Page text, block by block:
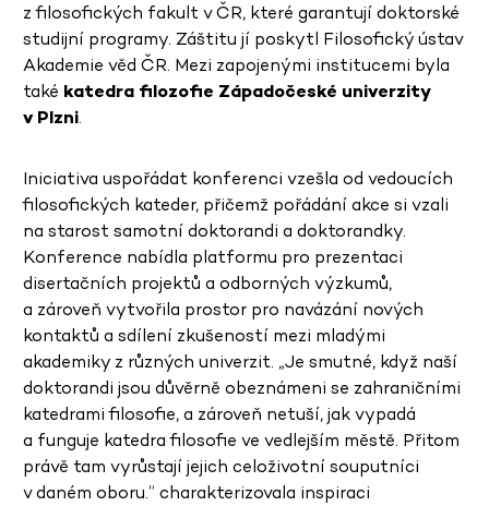
z filosofických fakult v ČR, které garantují doktorské
studijní programy. Záštitu jí poskytl Filosofický ústav
Akademie věd ČR. Mezi zapojenými institucemi byla
také katedra filozofie Západočeské univerzity
v Plzni.
Iniciativa uspořádat konferenci vzešla od vedoucích
filosofických kateder, přičemž pořádání akce si vzali
na starost samotní doktorandi a doktorandky.
Konference nabídla platformu pro prezentaci
disertačních projektů a odborných výzkumů,
a zároveň vytvořila prostor pro navázání nových
kontaktů a sdílení zkušeností mezi mladými
akademiky z různých univerzit. „Je smutné, když naší
doktorandi jsou důvěrně obeznámeni se zahraničními
katedrami filosofie, a zároveň netuší, jak vypadá
a funguje katedra filosofie ve vedlejším městě. Přitom
právě tam vyrůstají jejich celoživotní souputníci
v daném oboru.“charakterizovala inspiraci